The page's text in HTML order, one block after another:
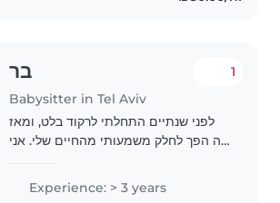
בר
Babysitter in Tel Aviv
1
לפני שנתיים התחלתי לרקוד בלט, ומאז
זה הפך לחלק משמעותי מהחיים שלי. אני
ויציבות בדברים שאני עושה. בעבודה עם
ילדים אני משתדל לדבר בגובה העיניים
Experience: > 3 years